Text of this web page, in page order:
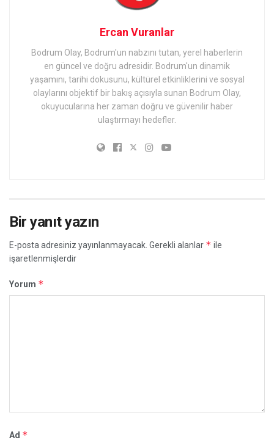
Ercan Vuranlar
Bodrum Olay, Bodrum'un nabzını tutan, yerel haberlerin
en güncel ve doğru adresidir. Bodrum'un dinamik
yaşamını, tarihi dokusunu, kültürel etkinliklerini ve sosyal
olaylarını objektif bir bakış açısıyla sunan Bodrum Olay,
okuyucularına her zaman doğru ve güvenilir haber
ulaştırmayı hedefler.
Bir yanıt yazın
E-posta adresiniz yayınlanmayacak. Gerekli alanlar * ile
işaretlenmişlerdir
Yorum *
Ad *